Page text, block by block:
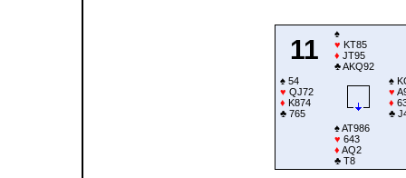
11
♠
♥ KT85
♦ JT95
♣AKQ92
♠54
♥ QJ72
♦ K874
♣765
♠
♥
♦
♣
♠AT986
♥ 643
♦ AQ2
♣T8